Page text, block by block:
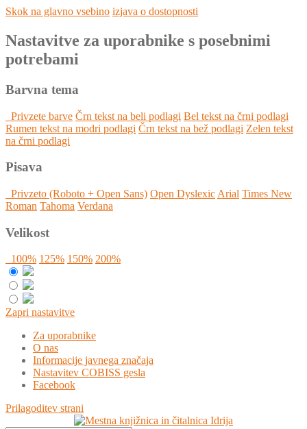
Skok na glavno vsebino izjava o dostopnosti
Nastavitve za uporabnike s posebnimi
potrebami
Barvna tema
Privzete barve Črn tekst na beli podlagi Bel tekst na črni podlagi
Rumen tekst na modri podlagi Črn tekst na bež podlagi Zelen tekst
na črni podlagi
Pisava
Privzeto (Roboto + Open Sans) Open Dyslexic Arial Times New
Roman Tahoma Verdana
Velikost
100% 125% 150% 200%
Zapri nastavitve
Za uporabnike
O nas
Informacije javnega značaja
Nastavitev COBISS gesla
Facebook
Prilagoditev strani